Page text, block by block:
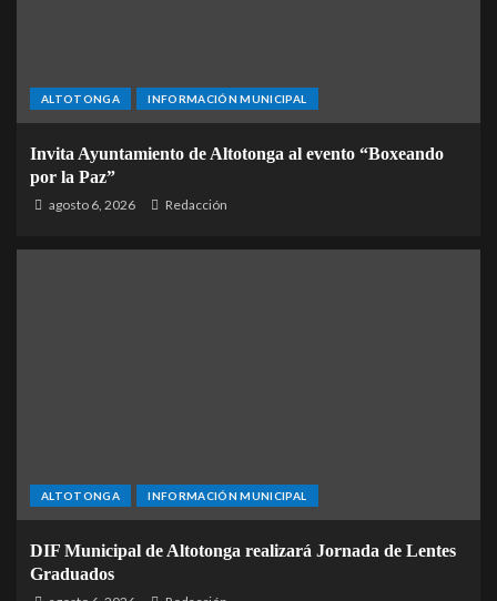
ALTOTONGA INFORMACIÓN MUNICIPAL
Invita Ayuntamiento de Altotonga al evento “Boxeando
por la Paz”
agosto 6, 2026 Redacción
ALTOTONGA INFORMACIÓN MUNICIPAL
DIF Municipal de Altotonga realizará Jornada de Lentes
Graduados